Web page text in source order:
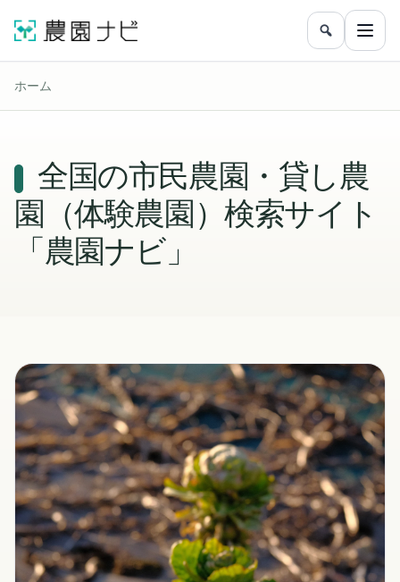
農園をフ
メニ
ホーム
全国の市民農園・貸し農
園（体験農園）検索サイト
「農園ナビ」